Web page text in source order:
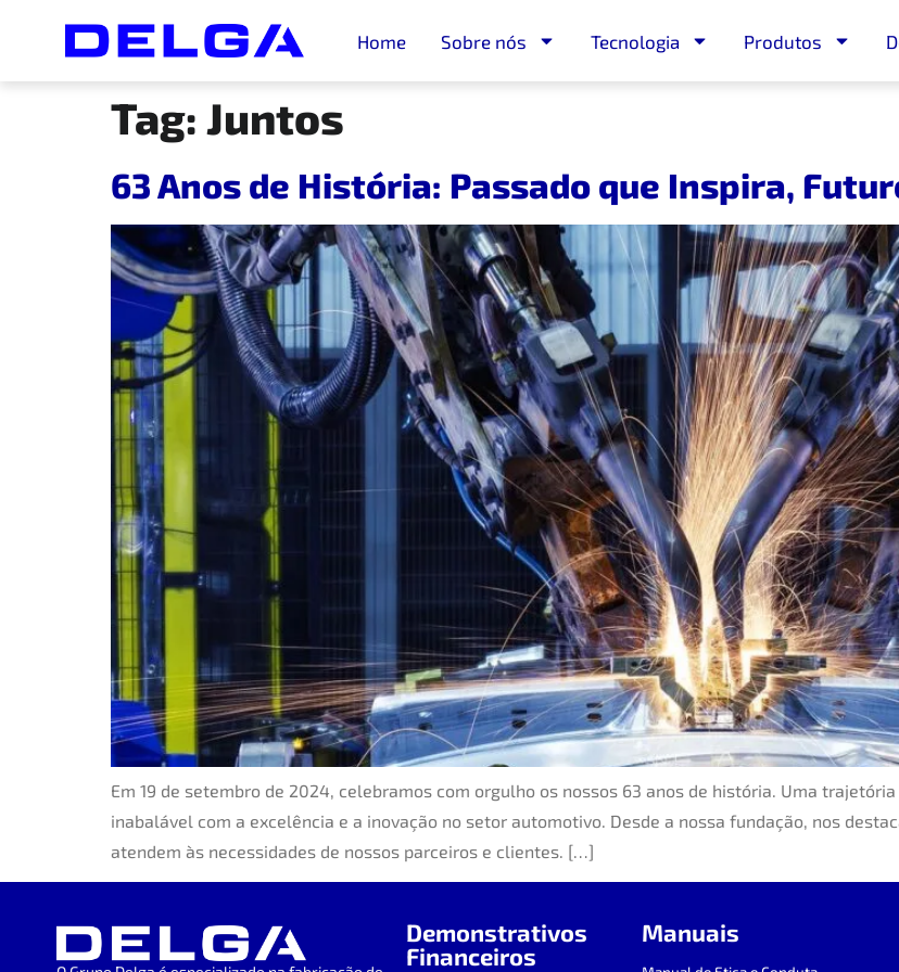
Home Sobre nós Tecnologia Produtos
Tag: Juntos
63 Anos de História: Passado que Inspira,
Em 19 de setembro de 2024, celebramos com orgulho os nossos 63 anos de história. Uma
inabalável com a excelência e a inovação no setor automotivo. Desde a nossa fundação, nos
atendem às necessidades de nossos parceiros e clientes. […]
Demonstrativos
Financeiros
Manuais